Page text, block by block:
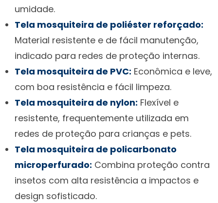
umidade.
Tela mosquiteira de poliéster reforçado:
Material resistente e de fácil manutenção,
indicado para redes de proteção internas.
Tela mosquiteira de PVC: Econômica e leve,
com boa resistência e fácil limpeza.
Tela mosquiteira de nylon: Flexível e
resistente, frequentemente utilizada em
redes de proteção para crianças e pets.
Tela mosquiteira de policarbonato
microperfurado: Combina proteção contra
insetos com alta resistência a impactos e
design sofisticado.